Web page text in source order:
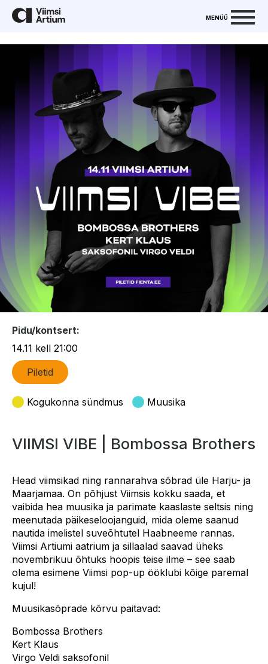
MENÜÜ
Pidu/kontsert:
14.11 kell 21:00
Piletid
Kogukonna sündmus Muusika
VIIMSI VIBE | Bombossa Brothers
Head viimsikad ning rannarahva sõbrad üle Harju- ja
Maarjamaa. On põhjust Viimsis kokku saada, et
vaibida hea muusika ja parimate kaaslaste seltsis ning
meenutada päikeseloojanguid, mida oleme saanud
nautida imelistel suveõhtutel Haabneeme rannas.
Viimsi Artiumi aatrium ja sillaalad saavad üheks
novembrikuu õhtuks hoopis teise ilme – see saab
olema esimene Viimsi pop-up ööklubi kõige paremal
kujul!
Muusikasõprade kõrvu paitavad:
Bombossa Brothers
Kert Klaus
Virgo Veldi saksofonil